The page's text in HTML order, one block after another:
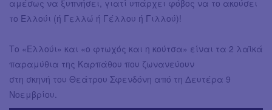
αμέσως να ξυπνήσει, γιατί υπάρχει φόβος να το ακούσει
το Ελλούι (ή Γελλώ ή Γέλλου ή Γιλλού)!
Το «Ελλούι» και «ο φτωχός και η κούτσα» είναι τα 2 λαϊκά
παραμύθια της Καρπάθου που ζωνανεύουν
στη σκηνή του Θεάτρου Σφενδόνη από τη Δευτέρα 9
Νοεμβρίου.